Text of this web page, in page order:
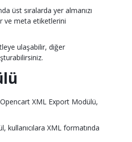
üst sıralarda yer almanızı
ve meta etiketlerini
ulaşabilir, diğer
XML Export Modülü,
XML formatında